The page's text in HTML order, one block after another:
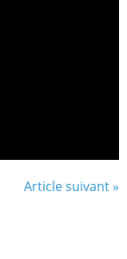
Article suivant »